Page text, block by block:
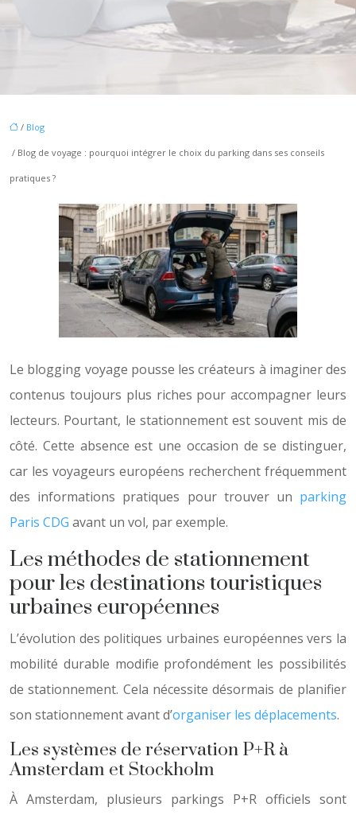
/ Blog
/ Blog de voyage : pourquoi intégrer le choix du parking dans ses conseils
pratiques ?
Le blogging voyage pousse les créateurs à imaginer des
contenus toujours plus riches pour accompagner leurs
lecteurs. Pourtant, le stationnement est souvent mis de
côté. Cette absence est une occasion de se distinguer,
car les voyageurs européens recherchent fréquemment
des informations pratiques pour trouver un parking
Paris CDG avant un vol, par exemple.
Les méthodes de stationnement
pour les destinations touristiques
urbaines européennes
L’évolution des politiques urbaines européennes vers la
mobilité durable modifie profondément les possibilités
de stationnement. Cela nécessite désormais de planifier
son stationnement avant d’organiser les déplacements.
Les systèmes de réservation P+R à
Amsterdam et Stockholm
À Amsterdam, plusieurs parkings P+R officiels sont